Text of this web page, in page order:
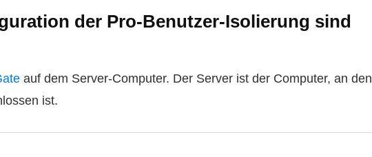
der Pro-Benutzer-Isolierung sind
auf dem Server-Computer. Der Server ist der Computer, an den
ist.